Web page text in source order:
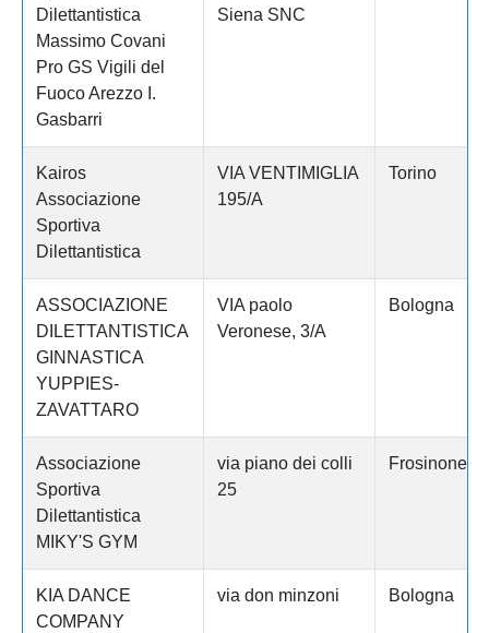
Dilettantistica
Massimo Covani
Pro GS Vigili del
Fuoco Arezzo I.
Gasbarri
Siena SNC
Kairos
Associazione
Sportiva
Dilettantistica
VIA VENTIMIGLIA
195/A
Torino
ASSOCIAZIONE
DILETTANTISTICA
GINNASTICA
YUPPIES-
ZAVATTARO
VIA paolo
Veronese, 3/A
Bologna
Associazione
Sportiva
Dilettantistica
MIKY'S GYM
via piano dei colli
25
Frosinone
KIA DANCE
COMPANY
via don minzoni Bologna